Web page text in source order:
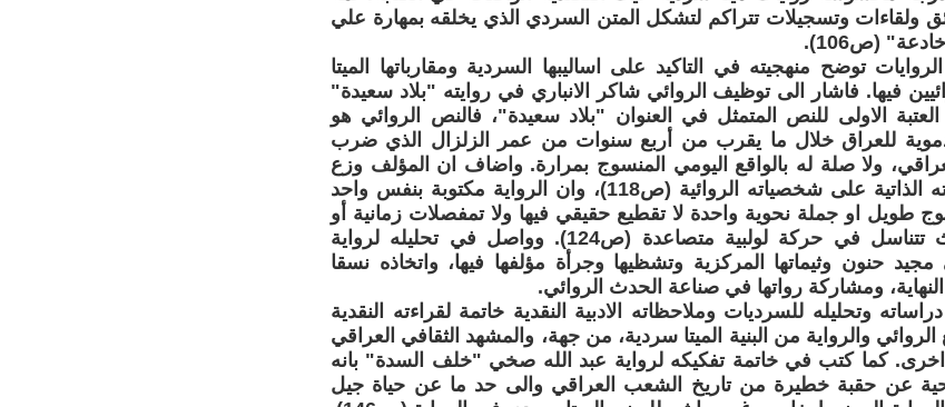
ولقاءات وتسجيلات تتراكم لتشكل المتن السردي الذي يخلقه بمهارة علي
(ص106).
توضح منهجيته في التاكيد على اساليبها السردية ومقارباتها الميتا
فيها. فاشار الى توظيف الروائي شاكر الانباري في روايته "بلاد سعيدة"
الاولى للنص المتمثل في العنوان "بلاد سعيدة"، فالنص الروائي هو
للعراق خلال ما يقرب من أربع سنوات من عمر الزلزال الذي ضرب
ولا صلة له بالواقع اليومي المنسوج بمرارة. واضاف ان المؤلف وزع
بمهارة مكونات سيرته الذاتية على شخصياته الروائية (ص118)، وان الرواية مكتوبة بنفس واحد
طويل او جملة نحوية واحدة لا تقطيع حقيقي فيها ولا تمفصلات زمانية أو
مكانية فيها والأحداث تتناسل في حركة لولبية متصاعدة (ص124). وواصل في تحليله لرواية
حنون وثيماتها المركزية وتشظيها وجرأة مؤلفها فيها، واتخاذه نسقا
النهاية، ومشاركة رواتها في صناعة الحدث الروائي.
وتحليله للسرديات وملاحظاته الادبية النقدية خاتمة لقراءته النقدية
والرواية من البنية الميتا سردية، من جهة، والمشهد الثقافي العراقي
كما كتب في خاتمة تفكيكه لرواية عبد الله صخي "خلف السدة" بانه
عن حقبة خطيرة من تاريخ الشعب العراقي والى حد ما عن حياة جيل